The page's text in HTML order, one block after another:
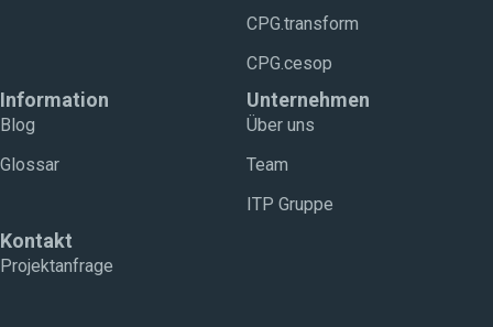
CPG.transform
CPG.cesop
Information
Blog
Glossar
Unternehmen
Über uns
Team
ITP Gruppe
Kontakt
Projektanfrage